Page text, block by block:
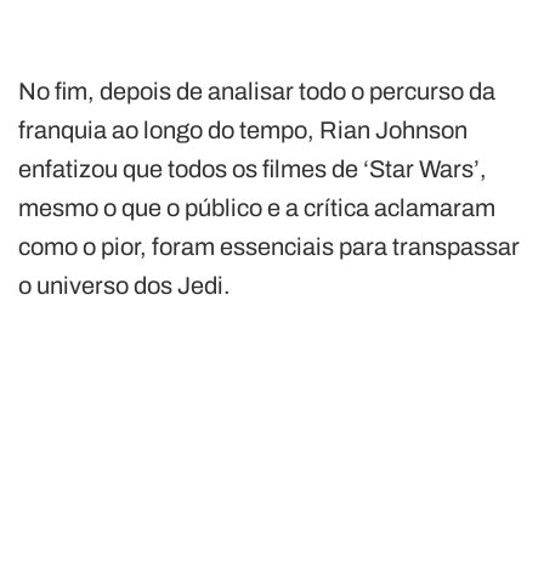
No fim, depois de analisar todo o percurso da
franquia ao longo do tempo, Rian Johnson
enfatizou que todos os filmes de ‘Star Wars’,
mesmo o que o público e a crítica aclamaram
como o pior, foram essenciais para transpassar
o universo dos Jedi.